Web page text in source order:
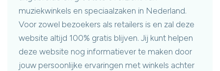
muziekwinkels en speciaalzaken in Nederland.
Voor zowel bezoekers als retailers is en zal deze
website altijd 100% gratis blijven. Jij kunt helpen
deze website nog informatiever te maken door
jouw persoonlijke ervaringen met winkels achter